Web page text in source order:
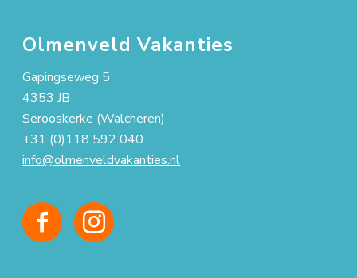
Olmenveld Vakanties
Gapingseweg 5
4353 JB
Serooskerke (Walcheren)
+31 (0)118 592 040
info@olmenveldvakanties.nl